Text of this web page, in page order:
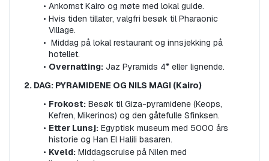
Ankomst Kairo og møte med lokal guide.
Hvis tiden tillater, valgfri besøk til Pharaonic
Village.
Middag på lokal restaurant og innsjekking på
hotellet.
Overnatting: Jaz Pyramids 4* eller lignende.
2. DAG: PYRAMIDENE OG NILS MAGI (Kairo)
Frokost: Besøk til Giza-pyramidene (Keops,
Kefren, Mikerinos) og den gåtefulle Sfinksen.
Etter Lunsj: Egyptisk museum med 5000 års
historie og Han El Halili basaren.
Kveld: Middagscruise på Nilen med